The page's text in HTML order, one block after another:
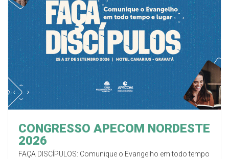
CONGRESSO APECOM NORDESTE
2026
FAÇA DISCÍPULOS: Comunique o Evangelho em todo tempo